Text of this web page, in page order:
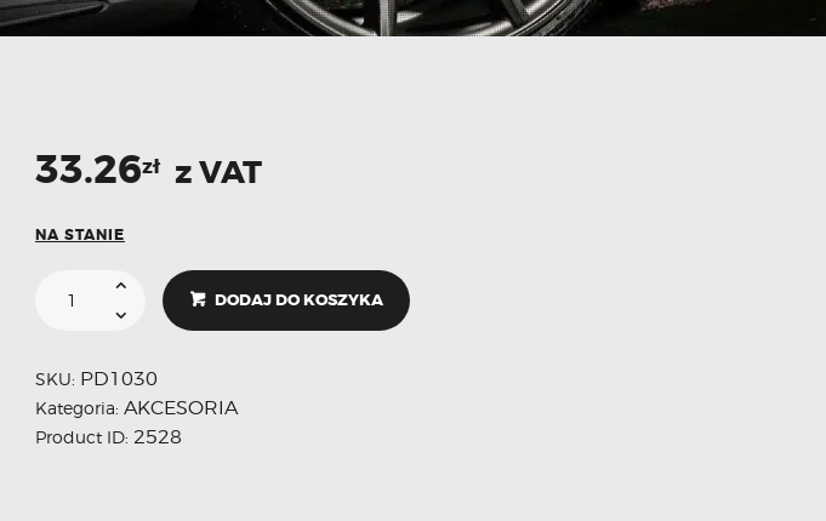
33.26zł z VAT
NA STANIE
DODAJ DO KOSZYKA
SKU: PD1030
Kategoria: AKCESORIA
Product ID: 2528